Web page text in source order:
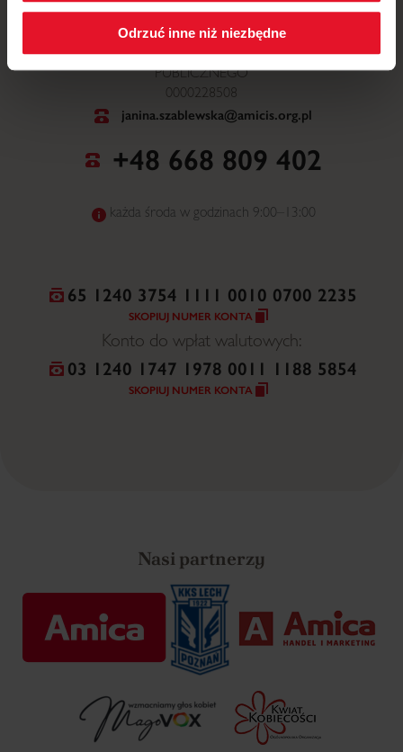
Odrzuć inne niż niezbędne
ul. Mickiewicza 52, 64-510 Wronki
NR WPISU DO ORGANIZACJI POŻYTKU
PUBLICZNEGO
0000228508
janina.szablewska@amicis.org.pl
+48 668 809 402
każda środa w godzinach 9:00–13:00
65 1240 3754 1111 0010 0700 2235
SKOPIUJ NUMER KONTA
Konto do wpłat walutowych:
03 1240 1747 1978 0011 1188 5854
SKOPIUJ NUMER KONTA
Nasi partnerzy